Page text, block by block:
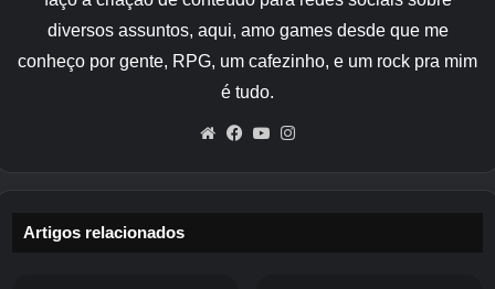
Artigos relacionados
diversos assuntos, aqui, amo games desde que me
conheço por gente, RPG, um cafezinho, e um rock pra mim
é tudo.
WebsiteFacebook
YouTube
Artigos relacionados